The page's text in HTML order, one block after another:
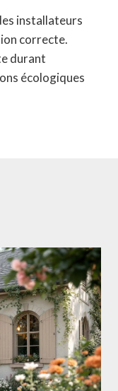
installateurs
correcte.
durant
écologiques